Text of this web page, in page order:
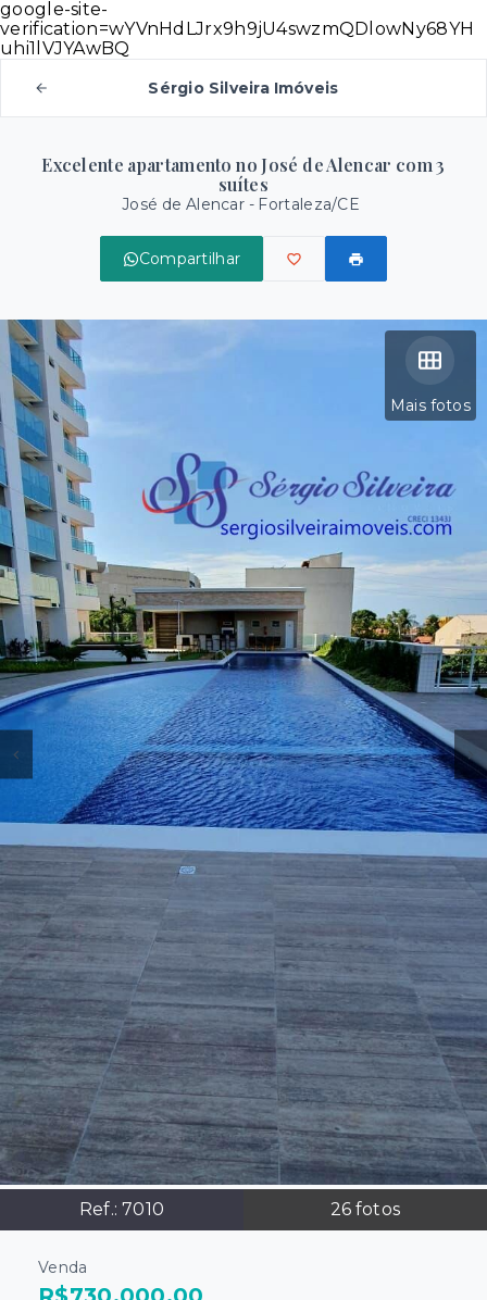
google-site-
verification=wYVnHdLJrx9h9jU4swzmQDlowNy68YH
uhi1lVJYAwBQ
Sérgio Silveira Imóveis
Excelente apartamento no José de Alencar com 3
suítes
José de Alencar - Fortaleza/CE
Compartilhar
Mais fotos
Ref.: 7010 26 fotos
Venda